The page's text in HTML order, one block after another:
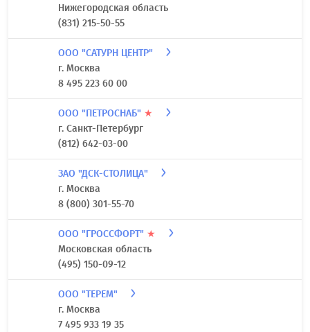
Нижегородская область
(831) 215-50-55
ООО "САТУРН ЦЕНТР"
г. Москва
8 495 223 60 00
ООО "ПЕТРОСНАБ" ★
г. Санкт-Петербург
(812) 642-03-00
ЗАО "ДСК-СТОЛИЦА"
г. Москва
8 (800) 301-55-70
ООО "ГРОССФОРТ" ★
Московская область
(495) 150-09-12
ООО "ТЕРЕМ"
г. Москва
7 495 933 19 35